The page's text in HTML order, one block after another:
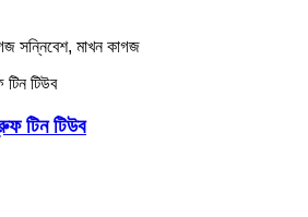
সন্নিবেশ, মাখন কাগজ
টিন টিউব